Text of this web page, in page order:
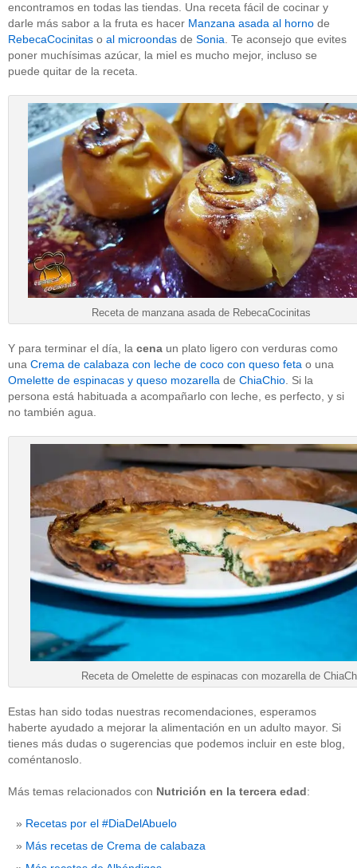
encontramos en todas las tiendas. Una receta fácil de cocinar y
darle más sabor a la fruta es hacer Manzana asada al horno de
RebecaCocinitas o al microondas de Sonia . Te aconsejo que evites
poner muchísimas azúcar, la miel es mucho mejor, incluso se
puede quitar de la receta.
Receta de manzana asada de RebecaCocinitas
Y para terminar el día, la cena un plato ligero con verduras como
una Crema de calabaza con leche de coco con queso feta o una
Omelette de espinacas y queso mozarella de ChiaChio . Si la
persona está habituada a acompañarlo con leche, es perfecto, y si
no también agua.
Receta de Omelette de espinacas con mozarella de
Estas han sido todas nuestras recomendaciones, esperamos
haberte ayudado a mejorar la alimentación en un adulto mayor. Si
tienes más dudas o sugerencias que podemos incluir en este blog,
coméntanoslo.
Más temas relacionados con Nutrición en la tercera edad:
Recetas por el #DiaDelAbuelo
Más recetas de Crema de calabaza